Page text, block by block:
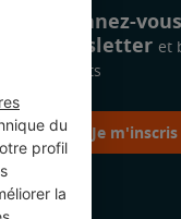
du
profil
la
Abonnez-
newsletter et
gratuits
Je m'inscris